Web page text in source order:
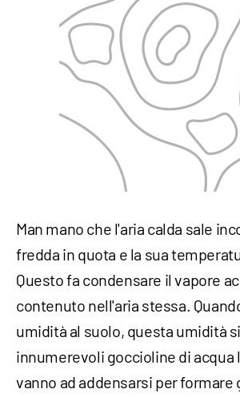
Man mano che l'aria calda sale
fredda in quota e la sua
Questo fa condensare il vapore
contenuto nell'aria stessa.
umidità al suolo, questa umidità
innumerevoli goccioline di acqua
vanno ad addensarsi per formare